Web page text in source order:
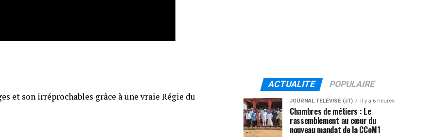
et son irréprochables grâce à une vraie Régie du
ACTUALITE POPULAIRE
JOURNAL TÉLÉVISÉ (JT) il y a 6 heures
Chambres de métiers : Le
rassemblement au cœur du
nouveau mandat de la CCoM1